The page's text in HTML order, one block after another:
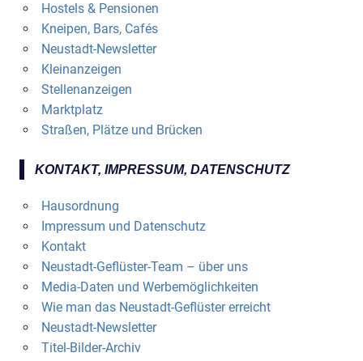
Hostels & Pensionen
Kneipen, Bars, Cafés
Neustadt-Newsletter
Kleinanzeigen
Stellenanzeigen
Marktplatz
Straßen, Plätze und Brücken
KONTAKT, IMPRESSUM, DATENSCHUTZ
Hausordnung
Impressum und Datenschutz
Kontakt
Neustadt-Geflüster-Team – über uns
Media-Daten und Werbemöglichkeiten
Wie man das Neustadt-Geflüster erreicht
Neustadt-Newsletter
Titel-Bilder-Archiv